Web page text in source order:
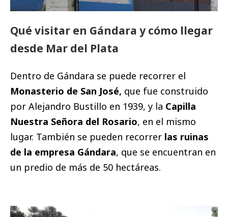
Qué visitar en Gándara y cómo llegar
desde Mar del Plata
Dentro de Gándara se puede recorrer el
Monasterio de San José, que fue construido
por Alejandro Bustillo en 1939, y la Capilla
Nuestra Señora del Rosario, en el mismo
lugar. También se pueden recorrer las ruinas
de la empresa Gándara, que se encuentran en
un predio de más de 50 hectáreas.